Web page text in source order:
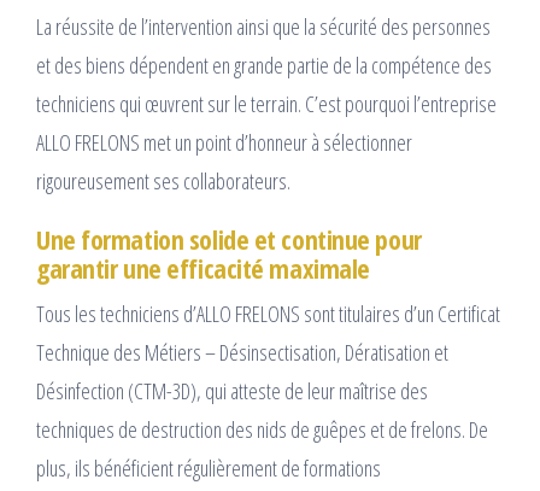
La réussite de l’intervention ainsi que la sécurité des personnes
et des biens dépendent en grande partie de la compétence des
techniciens qui œuvrent sur le terrain. C’est pourquoi l’entreprise
ALLO FRELONS met un point d’honneur à sélectionner
rigoureusement ses collaborateurs.
Une formation solide et continue pour
garantir une efficacité maximale
Tous les techniciens d’ALLO FRELONS sont titulaires d’un Certificat
Technique des Métiers – Désinsectisation, Dératisation et
Désinfection (CTM-3D), qui atteste de leur maîtrise des
techniques de destruction des nids de guêpes et de frelons. De
plus, ils bénéficient régulièrement de formations